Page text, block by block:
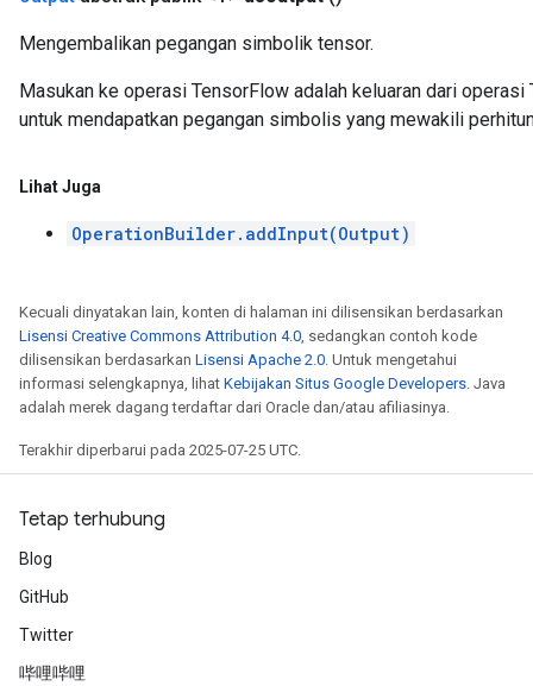
Mengembalikan pegangan simbolik tensor.
Masukan ke operasi TensorFlow adalah keluaran dari
untuk mendapatkan pegangan simbolis yang mewakili
Lihat Juga
OperationBuilder.addInput(Output)
Kecuali dinyatakan lain, konten di halaman ini dilisensikan berdasarkan
Lisensi Creative Commons Attribution 4.0 , sedangkan contoh kode
dilisensikan berdasarkan Lisensi Apache 2.0 . Untuk mengetahui
informasi selengkapnya, lihat Kebijakan Situs Google Developers . Java
adalah merek dagang terdaftar dari Oracle dan/atau afiliasinya.
Terakhir diperbarui pada 2025-07-25 UTC.
Tetap terhubung
Blog
GitHub
Twitter
哔哩哔哩